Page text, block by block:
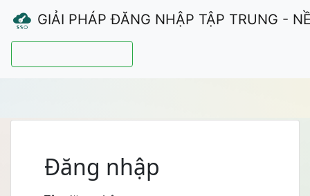
GIẢI PHÁP ĐĂNG NHẬP TẬP TRUNG -
Đăng nhập